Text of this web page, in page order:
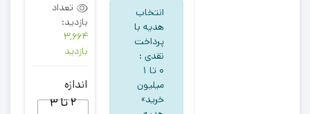
انتخاب
هدیه با
پرداخت
نقدی :
۰ تا ۱
میلیون
خرید»
تعداد
بازدید:
3,664
بازدید
اندازه
2 تا 3